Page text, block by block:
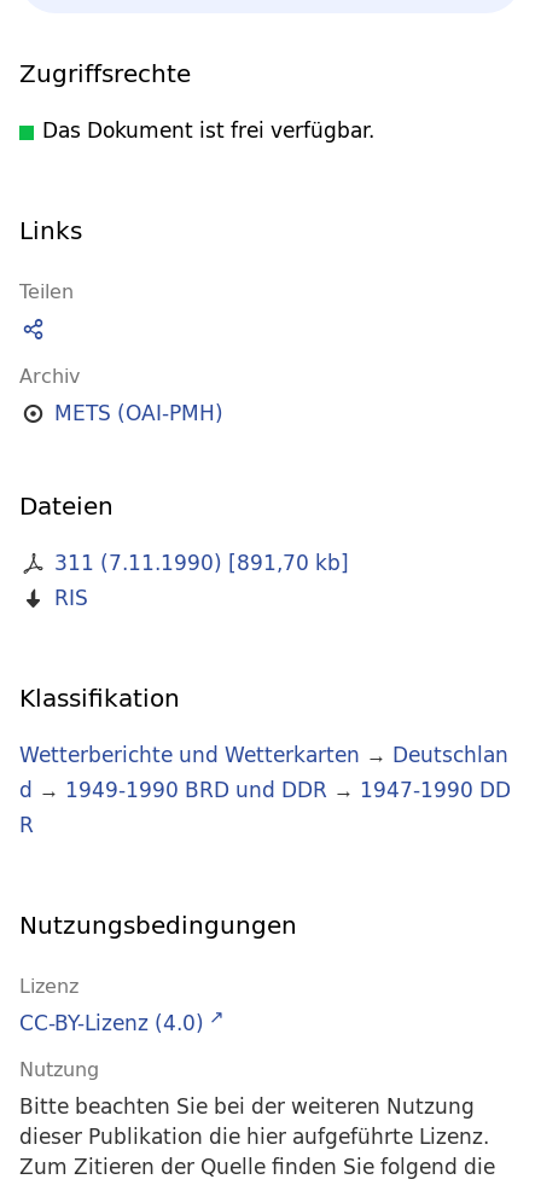
Zugriffsrechte
Das Dokument ist frei verfügbar.
Links
Teilen
Archiv
METS (OAI-PMH)
Dateien
311 (7.11.1990) [891,70 kb]
RIS
Klassifikation
Wetterberichte und Wetterkarten → Deutschlan
d → 1949-1990 BRD und DDR → 1947-1990 DD
R
Nutzungsbedingungen
Lizenz
CC-BY-Lizenz (4.0)
Nutzung
Bitte beachten Sie bei der weiteren Nutzung
dieser Publikation die hier aufgeführte Lizenz.
Zum Zitieren der Quelle finden Sie folgend die